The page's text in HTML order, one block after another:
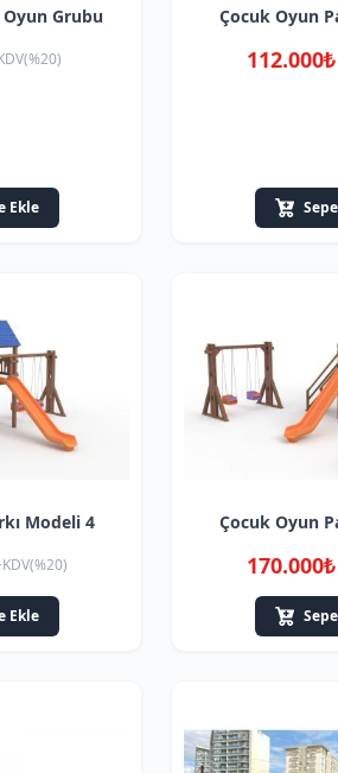
Grubu
Ekle
Çocuk Oyun
112.000₺
Modeli 4
Ekle
Çocuk Oyun
170.000₺